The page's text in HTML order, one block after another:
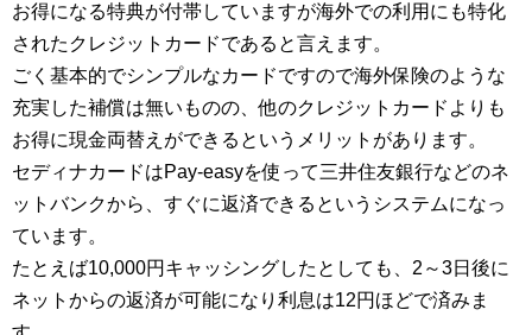
お得になる特典が付帯していますが海外での利用にも特化
されたクレジットカードであると言えます。
ごく基本的でシンプルなカードですので海外保険のような
充実した補償は無いものの、他のクレジットカードよりも
お得に現金両替えができるというメリットがあります。
セディナカードはPay-easyを使って三井住友銀行などのネ
ットバンクから、すぐに返済できるというシステムになっ
ています。
たとえば10,000円キャッシングしたとしても、2～3日後に
ネットからの返済が可能になり利息は12円ほどで済みま